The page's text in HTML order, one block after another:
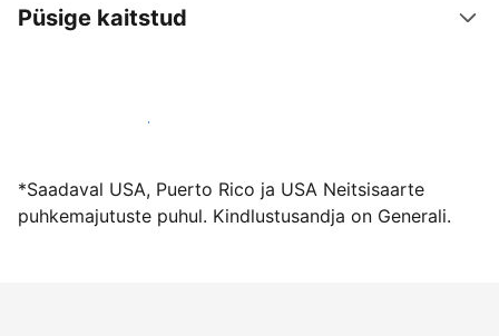
Püsige kaitstud
Võõrusta meiega juba täna
*Saadaval USA, Puerto Rico ja USA Neitsisaarte
puhkemajutuste puhul. Kindlustusandja on Generali.